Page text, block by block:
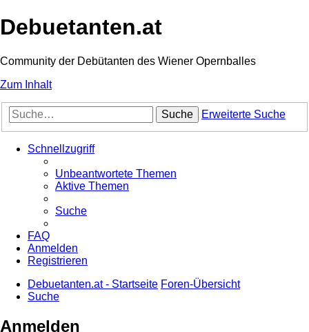
Debuetanten.at
Community der Debütanten des Wiener Opernballes
Zum Inhalt
Suche Erweiterte Suche
Schnellzugriff
Unbeantwortete Themen
Aktive Themen
Suche
FAQ
Anmelden
Registrieren
Debuetanten.at - Startseite Foren-Übersicht
Suche
Anmelden